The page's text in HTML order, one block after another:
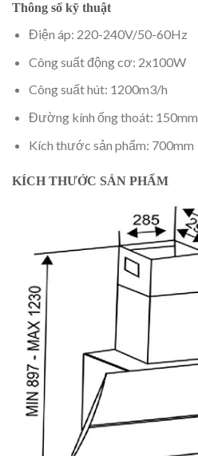
Thông số kỹ thuật
Điện áp: 220-240V/50-60Hz
Công suất động cơ: 2x100W
Công suất hút: 1200m3/h
Đường kính ống thoát: 150mm
Kích thước sản phẩm: 700mm
KÍCH THƯỚC SẢN PHẨM